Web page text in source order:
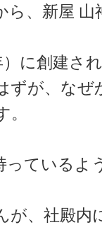
ら、新屋 山
に創建さ
ずが、な
っているよ
が、社殿内